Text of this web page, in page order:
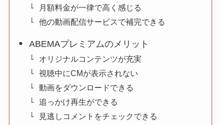
月額料金が一律で高く感じる
他の動画配信サービスで補完できる
ABEMAプレミアムのメリット
オリジナルコンテンツが充実
視聴中にCMが表示されない
動画をダウンロードできる
追っかけ再生ができる
見逃しコメントをチェックできる